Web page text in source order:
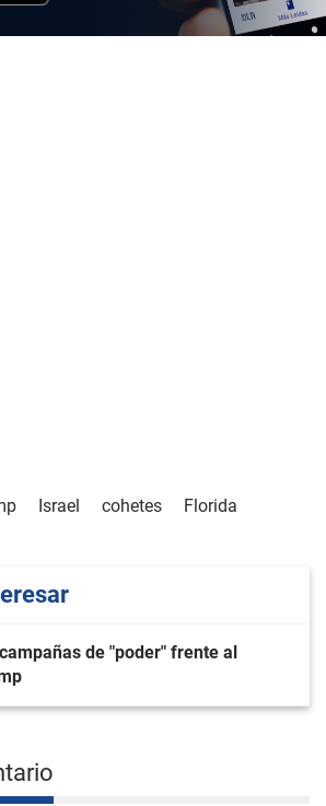
Israel cohetes Florida
de "poder" frente al